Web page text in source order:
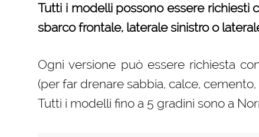
Tutti i modelli possono essere richiesti
sbarco frontale, laterale sinistro o
Ogni versione può essere richiesta
(per far drenare sabbia, calce,
Tutti i modelli fino a 5 gradini sono a